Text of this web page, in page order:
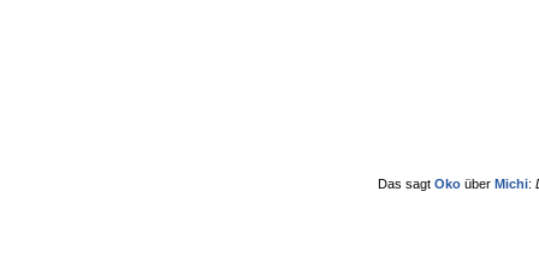
Das sagt Oko über Michi: